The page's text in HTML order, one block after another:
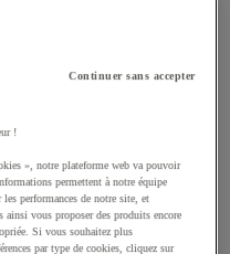
Continuer sans accepter
!
», notre plateforme web va pouvoir
permettent à notre équipe
performances de notre site, et
ainsi vous proposer des produits encore
Si vous souhaitez plus
par type de cookies, cliquez sur